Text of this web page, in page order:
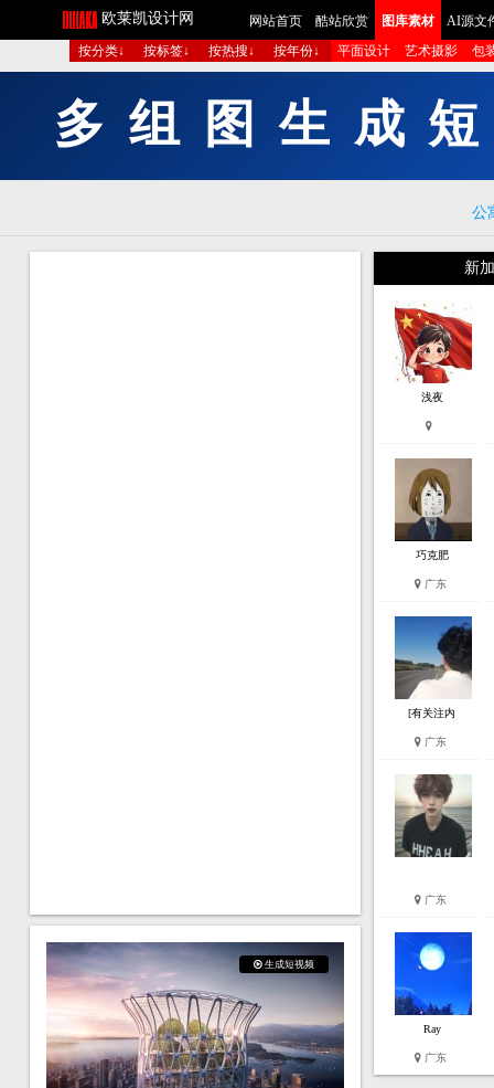
欧莱凯设计网 网站首页 酷站欣赏 图库素材
AI源文
按分类↓
按标签↓ 按热搜↓ 按年份↓ 平面设计 艺术摄影 包
多 组 图 生 成 短
公
新
浅夜
巧克肥
广东
[有关注内
广东
广东
Ray
广东
生成短视频